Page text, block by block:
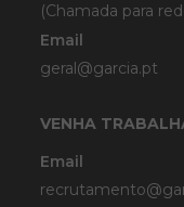
(Chamada para
Email
geral@garcia.pt
VENHA
Email